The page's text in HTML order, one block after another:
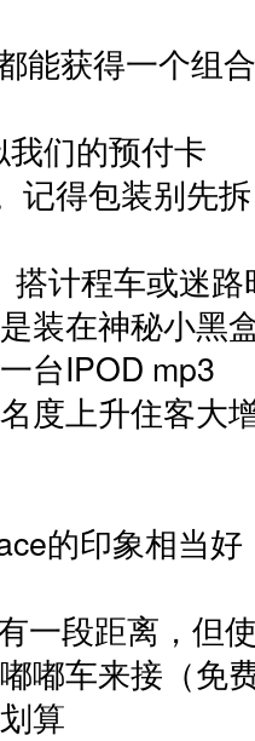
们的预付卡
记得包装别先
搭计程车或迷
装在神秘小黑
台IPOD mp3
度上升住客大
的印象相当
一段距离，但
嘟车来接（免
算